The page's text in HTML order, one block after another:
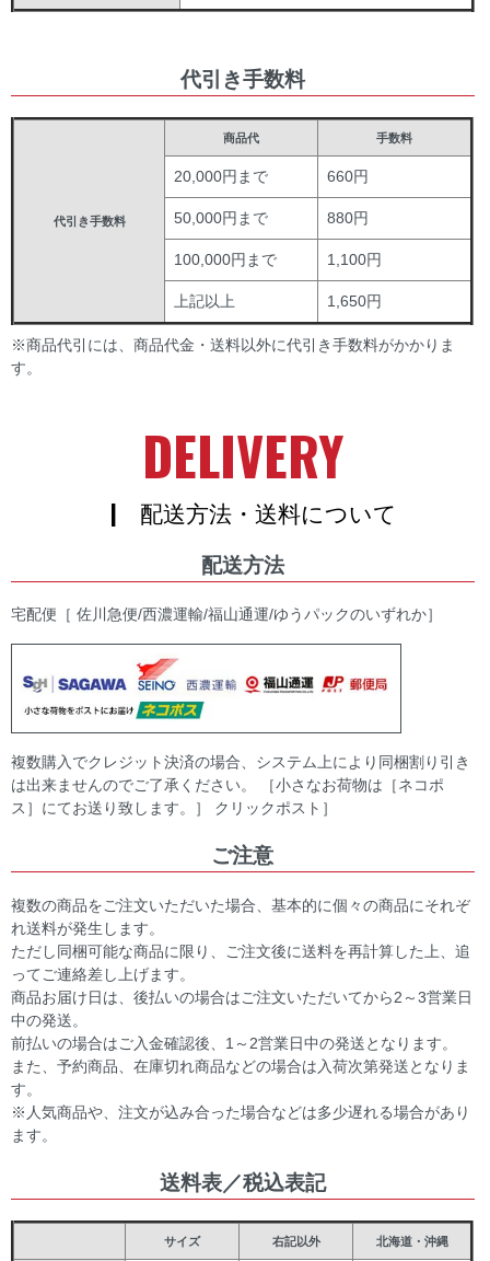
代引き手数料
代引き手数料
商品代 手数料
20,000円まで 660円
50,000円まで 880円
100,000円まで 1,100円
上記以上 1,650円
※商品代引には、商品代金・送料以外に代引き手数料がかかりま
す。
DELIVERY
| 配送方法・送料について
配送方法
宅配便［ 佐川急便/西濃運輸/福山通運/ゆうパックのいずれか］
複数購入でクレジット決済の場合、システム上により同梱割り引き
は出来ませんのでご了承ください。 ［小さなお荷物は［ネコポ
ス］にてお送り致します。］ クリックポスト］
ご注意
複数の商品をご注文いただいた場合、基本的に個々の商品にそれぞ
れ送料が発生します。
ただし同梱可能な商品に限り、ご注文後に送料を再計算した上、追
ってご連絡差し上げます。
商品お届け日は、後払いの場合はご注文いただいてから2～3営業日
中の発送。
前払いの場合はご入金確認後、1～2営業日中の発送となります。
また、予約商品、在庫切れ商品などの場合は入荷次第発送となりま
す。
※人気商品や、注文が込み合った場合などは多少遅れる場合があり
ます。
送料表／税込表記
サイズ 右記以外 北海道・沖縄